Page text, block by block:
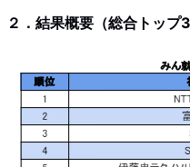
２．結果概要（総合トップ